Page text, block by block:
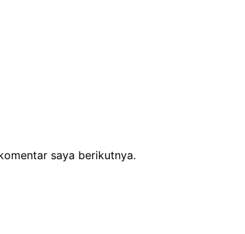
saya berikutnya.